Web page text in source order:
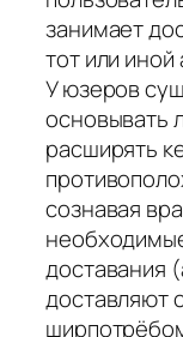
занимает
тот или
У юзеров
основывать
расширять
сознавая
доставания
доставляют